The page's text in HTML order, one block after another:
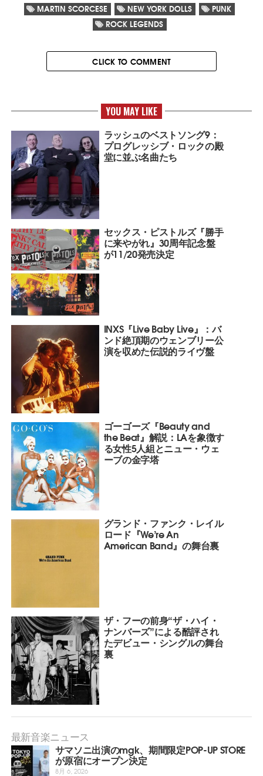
MARTIN SCORCESE NEW YORK DOLLS
PUNK
ROCK LEGENDS
CLICK TO COMMENT
YOU MAY LIKE
ラッシュのベストソング9：
プログレッシブ・ロックの殿
堂に並ぶ名曲たち
セックス・ピストルズ『勝手
に来やがれ』30周年記念盤
が11/20発売決定
INXS『Live Baby Live』：バ
ンド絶頂期のウェンブリー公
演を収めた伝説的ライヴ盤
ゴーゴーズ『Beauty and
the Beat』解説：LAを象徴す
る女性5人組とニュー・ウェ
ーブの金字塔
グランド・ファンク・レイル
ロード『We’re An
American Band』の舞台裏
ザ・フーの前身“ザ・ハイ・
ナンバーズ”による酷評され
たデビュー・シングルの舞台
裏
最新音楽ニュース
サマソニ出演のmgk、期間限定POP-UP STORE
が原宿にオープン決定
8月 6, 2026